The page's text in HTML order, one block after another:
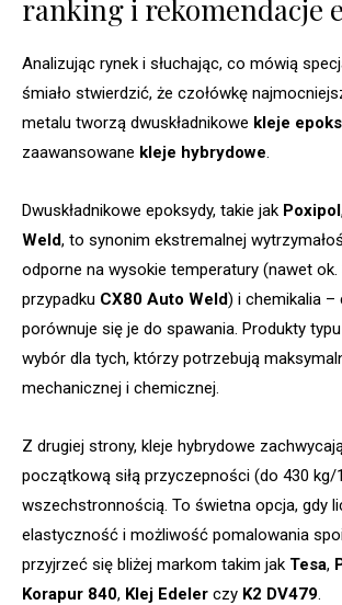
ranking i rekomendacje
Analizując rynek i słuchając, co mówią
śmiało stwierdzić, że czołówkę
metalu tworzą dwuskładnikowe kleje
zaawansowane kleje hybrydowe.
Dwuskładnikowe epoksydy, takie jak Poxipol
Weld, to synonim ekstremalnej
odporne na wysokie temperatury (nawet ok.
przypadku CX80 Auto Weld) i chemikalia –
porównuje się je do spawania. Produkty typu
wybór dla tych, którzy potrzebują
mechanicznej i chemicznej.
Z drugiej strony, kleje hybrydowe
początkową siłą przyczepności (do 430 kg/
wszechstronnością. To świetna opcja, gdy
elastyczność i możliwość pomalowania
przyjrzeć się bliżej markom takim jak Tesa,
Korapur 840, Klej Edeler czy K2 DV479.